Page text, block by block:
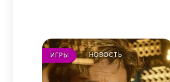
ИГРЫ НОВОСТЬ